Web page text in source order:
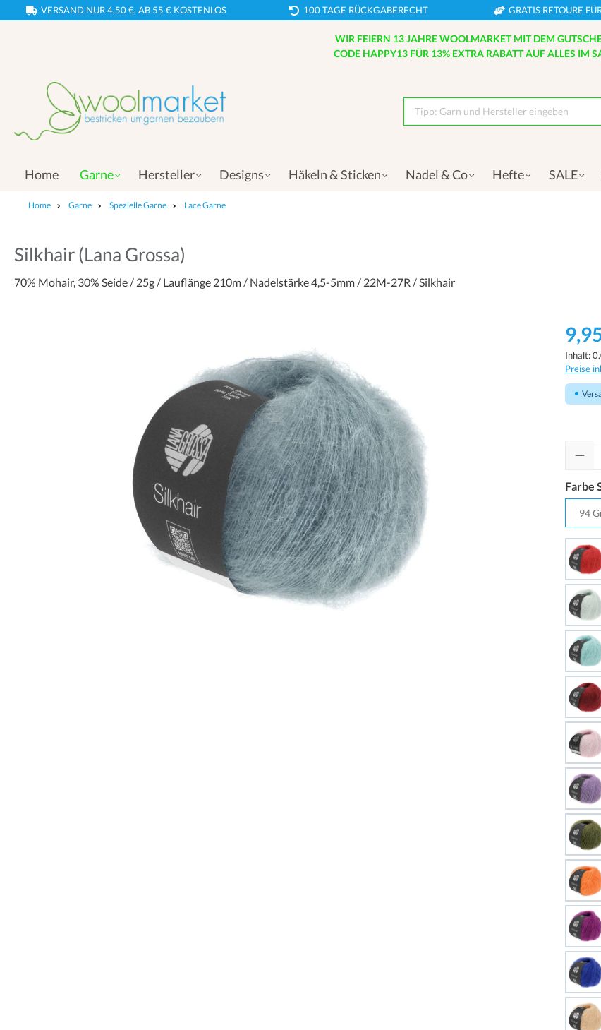
VERSAND NUR 4,50 €, AB 55 € KOSTENLOS 100 TAGE RÜCKGABERECHT GRATIS RETOURE
WIR FEIERN 13 JAHRE WOOLMARKET MIT DEM
CODE HAPPY13 FÜR 13% EXTRA RABATT AUF ALLES IM
Home Garne Hersteller Designs Häkeln & Sticken Nadel & Co Hefte SALE
Home Garne Spezielle Garne Lace Garne
Silkhair (Lana Grossa)
70% Mohair, 30% Seide / 25g / Lauflänge 210m / Nadelstärke 4,5-5mm / 22M-27R / Silkhair
Inhalt:
Preise
Farbe